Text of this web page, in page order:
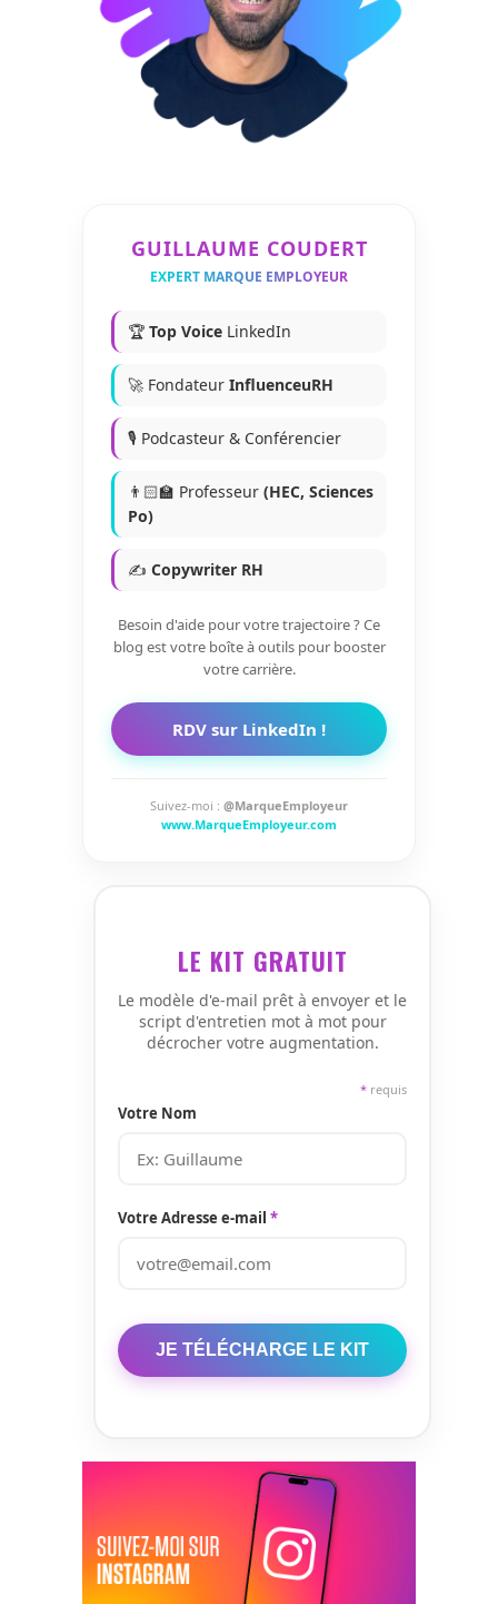
GUILLAUME COUDERT
EXPERT MARQUE EMPLOYEUR
🏆 Top Voice LinkedIn
🚀 Fondateur InfluenceuRH
🎙️ Podcasteur & Conférencier
👨🏻‍🏫 Professeur (HEC, Sciences
Po)
✍️ Copywriter RH
Besoin d'aide pour votre trajectoire ? Ce
blog est votre boîte à outils pour booster
votre carrière.
RDV sur LinkedIn !
Suivez-moi : @MarqueEmployeur
www.MarqueEmployeur.com
LE KIT GRATUIT
Le modèle d'e-mail prêt à envoyer et le
script d'entretien mot à mot pour
décrocher votre augmentation.
* requis
Votre Nom
Votre Adresse e-mail *